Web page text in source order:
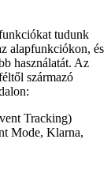
tudunk
alapfunkciókon, és
használatát. Az
származó
Tracking)
Mode, Klarna,